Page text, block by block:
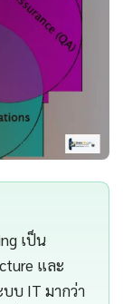
เป็น
และ
บ IT มากว่า